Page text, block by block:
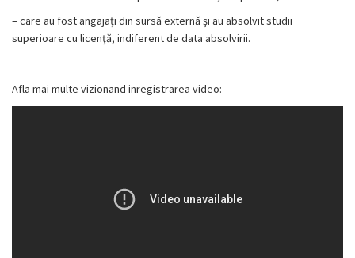
– care au fost angajaţi din sursă externă şi au absolvit studii
superioare cu licenţă, indiferent de data absolvirii.
Afla mai multe vizionand inregistrarea video: